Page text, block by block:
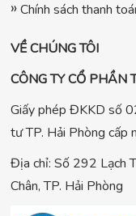
Chính sách thanh
VỀ CHÚNG TÔI
CÔNG TY CỔ
Giấy phép ĐKKD số
tư TP. Hải Phòng
Địa chỉ: Số 292 Lạch
Chân, TP. Hải Phòng